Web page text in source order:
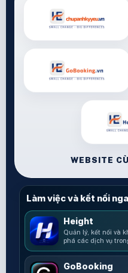
WEBSITE
Làm việc và kết nối
Height
Quản lý, kết nối và
phá các dịch vụ
GoBooking